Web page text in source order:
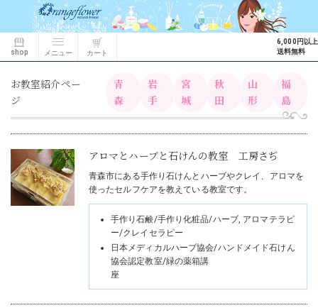
shop メニュー カート
6,000円以上
送料無料
お教室紹介ペー
ジ
青
森
岩
手
宮
城
秋
田
山
形
福
島
アロマとハーブと石けんの教室 工房さぢ
青森市にある手作り石けんとハーブやクレイ、アロマを
使ったセルフケアを教えている教室です。
手作り石鹸/手作り化粧品/ハーブ, アロマテラピ
ー/クレイセラピー
日本メディカルハーブ協会/ハンドメイド石けん
協会認定教室/緑の薬箱講
座